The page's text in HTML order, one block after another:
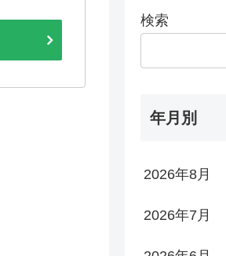
検索
年月別
2026年8月
2026年7月